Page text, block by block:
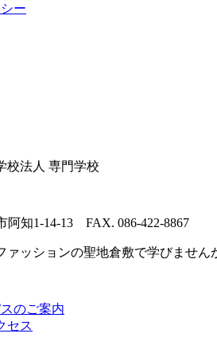
ー
校法人 専門学校
阿知1-14-13 FAX. 086-422-8867
ァッションの聖地倉敷で学びません
のご案内
セス